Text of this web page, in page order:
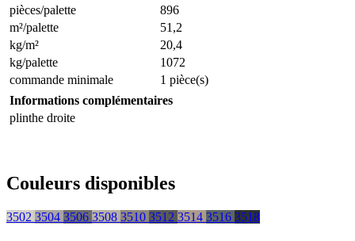
pièces/palette
896
m²/palette
51,2
kg/m²
20,4
kg/palette
1072
commande minimale
1 pièce(s)
Informations complémentaires
plinthe droite
Couleurs disponibles
3502 3504 3506 3508 3510 3512 3514 3516 3518